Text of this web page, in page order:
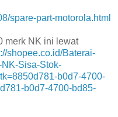
spare-part-motorola.html
merk NK ini lewat
shopee.co.id/Baterai-
Sisa-Stok-
b0d7-4700-
b0d7-4700-bd85-